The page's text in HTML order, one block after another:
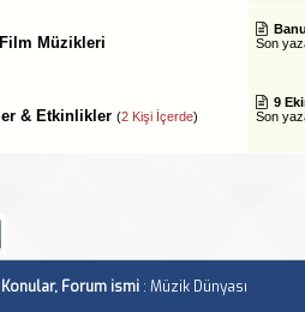
Müzikleri
Son
& Etkinlikler (2 Kişi İçerde)
9
Son
Forum ismi : Müzik Dünyası